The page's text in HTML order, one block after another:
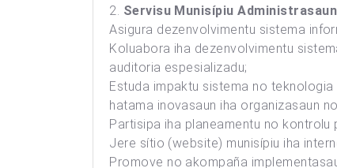
2. Servisu Munisípiu
Asigura dezenvolvimentu sistema
Koluabora iha dezenvolvimentu
auditoria espesializadu;
Estuda impaktu sistema no
hatama inovasaun iha organizasaun
Partisipa iha planeamentu no kontrolu
Jere sítio (website) munisípiu iha
Promove no akompaña